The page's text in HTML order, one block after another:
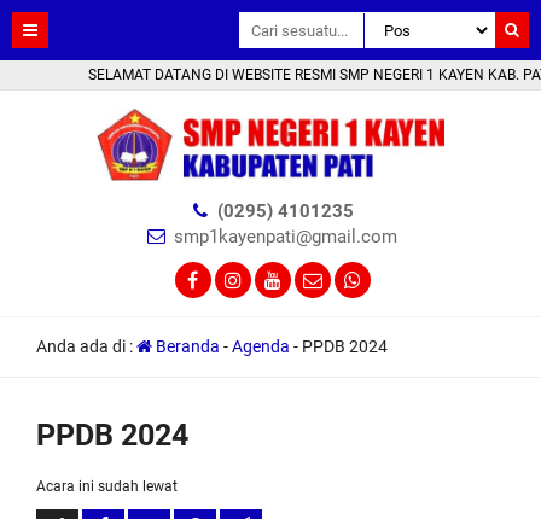
SELAMAT DATANG DI WEBSITE RESMI SMP NEGERI 1 KAYEN KAB.
(0295) 4101235
smp1kayenpati@gmail.com
Anda ada di : Beranda -Agenda - PPDB 2024
PPDB 2024
Acara ini sudah lewat